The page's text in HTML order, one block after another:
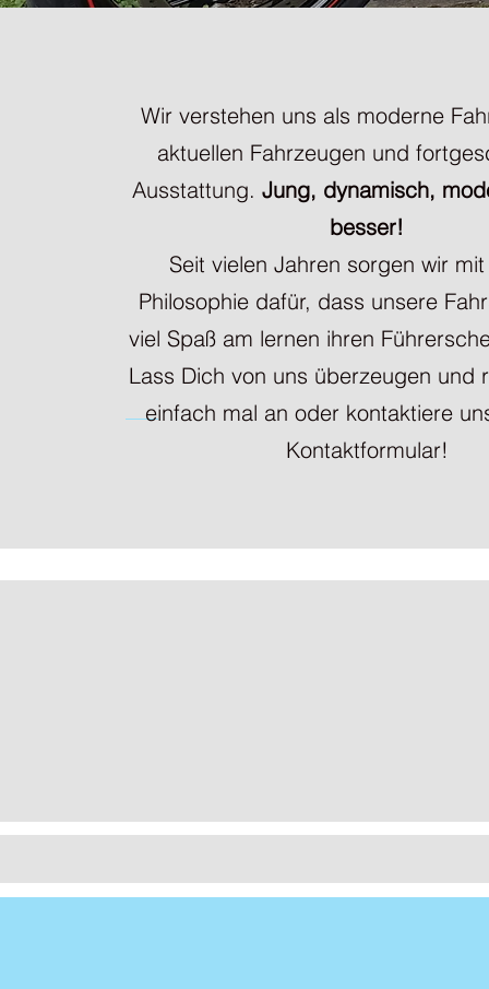
Wir verstehen uns als moderne
aktuellen Fahrzeugen und
Ausstattung. Jung, dynamisch,
besser!
Seit vielen Jahren sorgen wir
Philosophie dafür, dass unsere
viel Spaß am lernen ihren
Lass Dich von uns überzeugen und
einfach mal an oder kontaktiere
Kontaktformular!